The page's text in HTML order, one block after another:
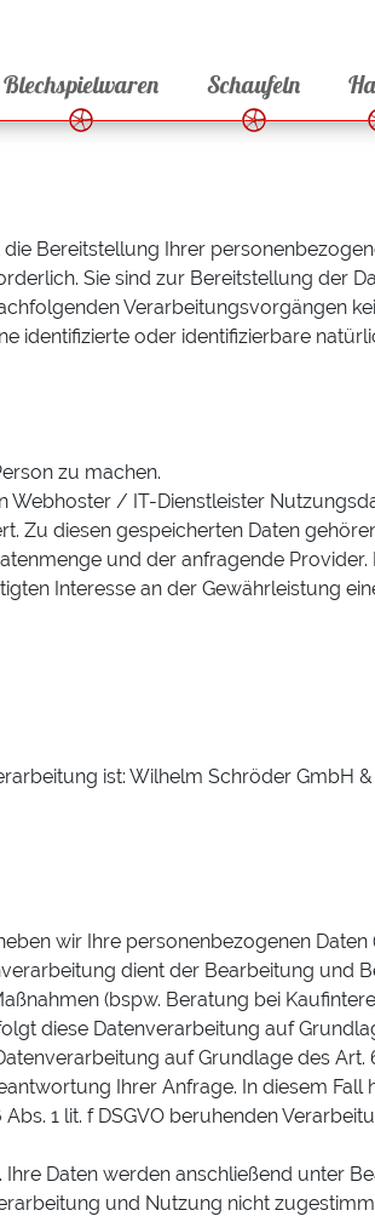
Blechspielwaren Schaufeln
Bereitstellung Ihrer
Sie sind zur Bereitstellung der
Verarbeitungsvorgängen
identifizierte oder identifizierbare
zu machen.
/ IT-Dienstleister
Zu diesen gespeicherten Daten
und der anfragende
Interesse an der Gewährleistung
ist: Wilhelm Schröder GmbH
wir Ihre personenbezogenen
dient der Bearbeitung und
(bspw. Beratung bei
diese Datenverarbeitung auf
auf Grundlage des Art.
Ihrer Anfrage. In diesem Fall
1 lit. f DSGVO beruhenden
Daten werden anschließend unter
und Nutzung nicht